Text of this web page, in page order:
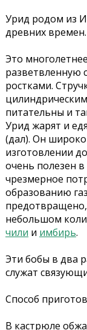
Урид родом из
древних времен.
Это
разветвленную
ростками.
питательны и
Урид жарят и
(дал). Он широко
изготовлении
очень полезен
чрезмерное
образованию
небольшом
чили и имбирь.
Эти бобы в два
служат
Способ
В кастрюле